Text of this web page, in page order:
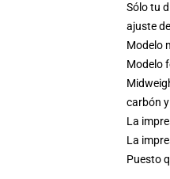
Sólo tu
ajuste
Modelo
Modelo
carbón
La
La
Puesto